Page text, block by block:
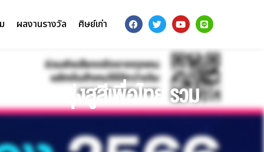
ผลงานรางวัล ศิษย์เก่า
าวไกลพุ่งสูสีเพื่อไทย รวม